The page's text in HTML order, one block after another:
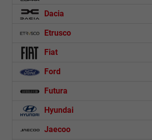
Dacia
Etrusco
Fiat
Ford
Futura
Hyundai
Jaecoo